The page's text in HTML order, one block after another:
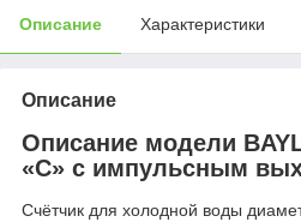
Описание Характеристики
Описание
Описание модели
«С» с импульсным
Счётчик для холодной воды